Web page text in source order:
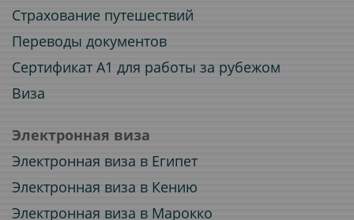
Страхование путешествий
Переводы документов
Сертификат A1 для работы за рубежом
Виза
Электронная виза
Электронная виза в Египет
Электронная виза в Кению
Электронная виза в Марокко